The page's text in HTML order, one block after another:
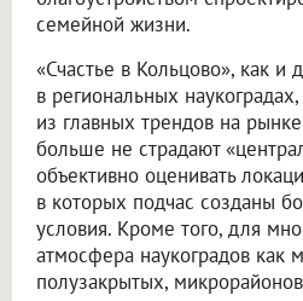
семейной жизни.
«Счастье в Кольцово», как и
в региональных
из главных трендов на
больше не страдают
объективно оценивать
в которых подчас созданы
условия. Кроме того, для
атмосфера наукоградов как
полузакрытых,